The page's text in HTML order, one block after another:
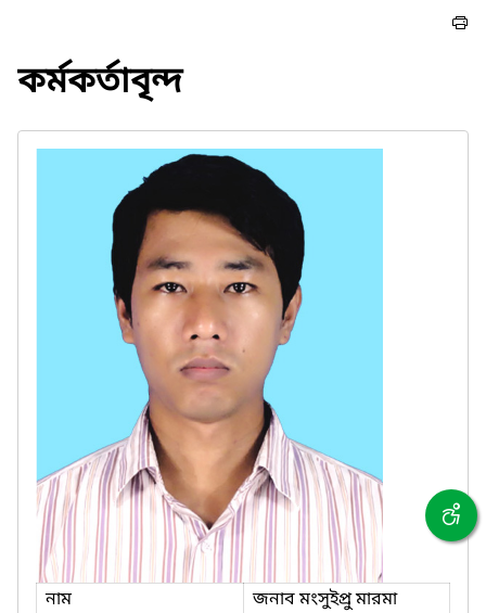
কর্মকর্তাবৃন্দ
নাম
জনাব মংসুইপ্রু মারমা